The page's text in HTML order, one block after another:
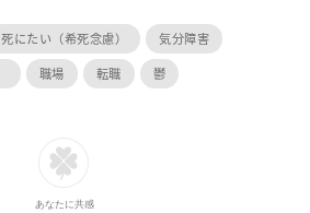
死にたい（希死念慮）
気分障害
職場 転職 鬱
あなたに共感